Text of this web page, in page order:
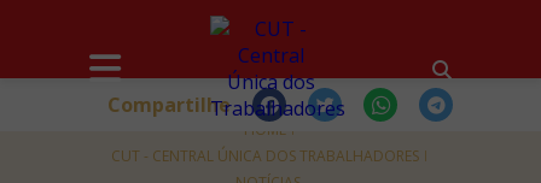
HOME
CUT - CENTRAL ÚNICA DOS TRABALHADORES
Compartilhe